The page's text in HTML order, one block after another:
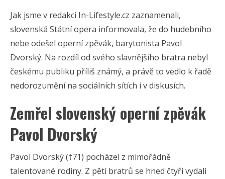
Jak jsme v redakci In-Lifestyle.cz zaznamenali,
slovenská Státní opera informovala, že do hudebního
nebe odešel operní zpěvák, barytonista Pavol
Dvorský. Na rozdíl od svého slavnějšího bratra nebyl
českému publiku příliš známý, a právě to vedlo k řadě
nedorozumění na sociálních sítích i v diskusích.
Zemřel slovenský operní zpěvák
Pavol Dvorský
Pavol Dvorský (†71) pocházel z mimořádně
talentované rodiny. Z pěti bratrů se hned čtyři vydali